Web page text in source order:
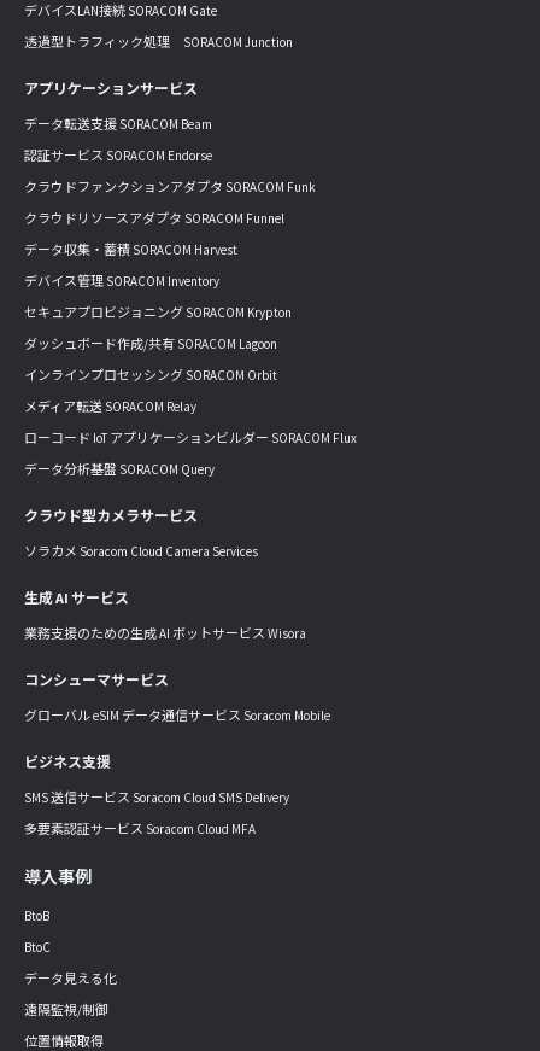
デバイスLAN接続 SORACOM Gate
透過型トラフィック処理 SORACOM Junction
アプリケーションサービス
データ転送支援 SORACOM Beam
認証サービス SORACOM Endorse
クラウドファンクションアダプタ SORACOM Funk
クラウドリソースアダプタ SORACOM Funnel
データ収集・蓄積 SORACOM Harvest
デバイス管理 SORACOM Inventory
セキュアプロビジョニング SORACOM Krypton
ダッシュボード作成/共有 SORACOM Lagoon
インラインプロセッシング SORACOM Orbit
メディア転送 SORACOM Relay
ローコード IoT アプリケーションビルダー SORACOM Flux
データ分析基盤 SORACOM Query
クラウド型カメラサービス
ソラカメ Soracom Cloud Camera Services
生成 AI サービス
業務支援のための生成 AI ボットサービス Wisora
コンシューマサービス
グローバル eSIM データ通信サービス Soracom Mobile
ビジネス支援
SMS 送信サービス Soracom Cloud SMS Delivery
多要素認証サービス Soracom Cloud MFA
導入事例
BtoB
BtoC
データ見える化
遠隔監視/制御
位置情報取得